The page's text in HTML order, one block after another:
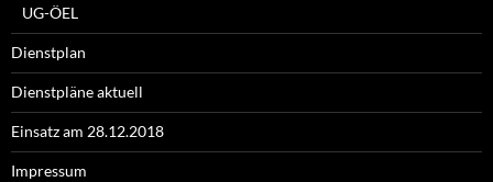
UG-ÖEL
Dienstplan
Dienstpläne aktuell
Einsatz am 28.12.2018
Impressum